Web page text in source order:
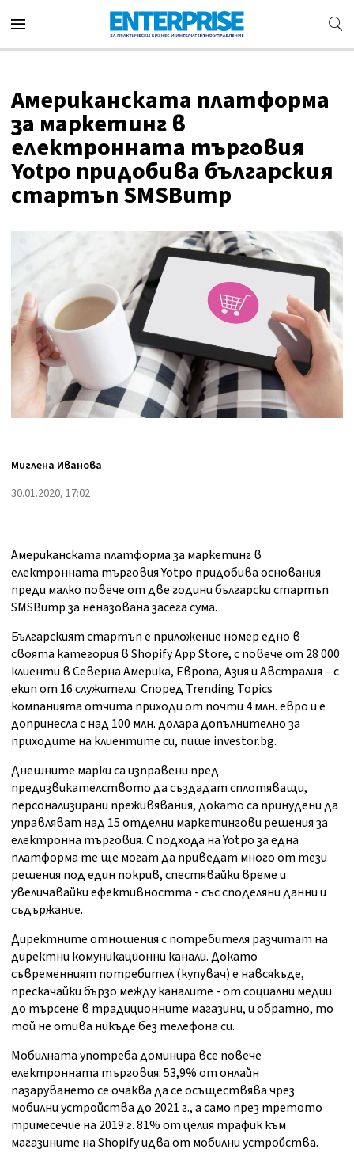
Американската платформа
за маркетинг в
електронната търговия
Yotpo придобива българския
стартъп SMSBump
Миглена Иванова
30.01.2020, 17:02
Американската платформа за маркетинг в
електронната търговия Yotpo придобива основания
преди малко повече от две години български стартъп
SMSBump за неназована засега сума.
Българският стартъп е приложение номер едно в
своята категория в Shopify App Store, с повече от 28 000
клиенти в Северна Америка, Европа, Азия и Австралия – с
екип от 16 служители. Според Trending Topics
компанията отчита приходи от почти 4 млн. евро и е
допринесла с над 100 млн. долара допълнително за
приходите на клиентите си, пише investor.bg.
Днешните марки са изправени пред
предизвикателството да създадат сплотяващи,
персонализирани преживявания, докато са принудени да
управляват над 15 отделни маркетингови решения за
електронна търговия. С подхода на Yotpo за една
платформа те ще могат да приведат много от тези
решения под един покрив, спестявайки време и
увеличавайки ефективността - със споделяни данни и
съдържание.
Директните отношенияспотребителя разчитат на
директни комуникационни канали. Докато
съвременният потребител (купувач) е навсякъде,
прескачайки бързо между каналите - от социални медии
до търсене в традиционните магазини, и обратно, то
той не отива никъде без телефонаси.
Мобилната употреба доминира все повече
електронната търговия: 53,9% от онлайн
пазаруването се очаква да се осъществява чрез
мобилни устройства до 2021 г., а само през третото
тримесечие на 2019 г. 81% от целия трафик към
магазините на Shopify идва от мобилни устройства.